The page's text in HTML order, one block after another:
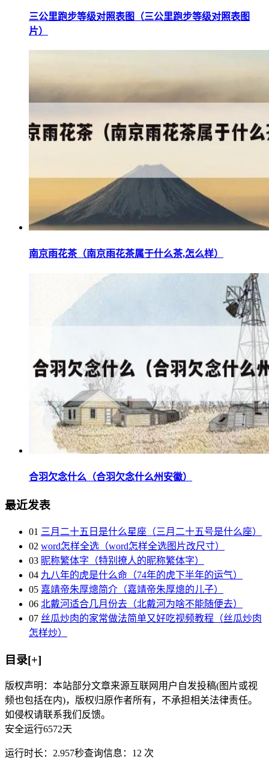
三公里跑步等级对照表图（三公里跑步等级对照表图
片）
南京雨花茶（南京雨花茶属于什么茶,怎么样）
合羽欠念什么（合羽欠念什么州安徽）
最近发表
01 三月二十五日是什么星座（三月二十五号是什么座）
02 word怎样全选（word怎样全选图片改尺寸）
03 昵称繁体字（特别撩人的昵称繁体字）
04 九八年的虎是什么命（74年的虎下半年的运气）
05 嘉靖帝朱厚熜简介（嘉靖帝朱厚熜的儿子）
06 北戴河适合几月份去（北戴河为啥不能随便去）
07 丝瓜炒肉的家常做法简单又好吃视频教程（丝瓜炒肉
怎样炒）
目录[+]
版权声明：本站部分文章来源互联网用户自发投稿(图片或视
频也包括在内)，版权归原作者所有，不承担相关法律责任。
如侵权请联系我们反馈。
安全运行6572天
运行时长：2.957秒查询信息：12 次